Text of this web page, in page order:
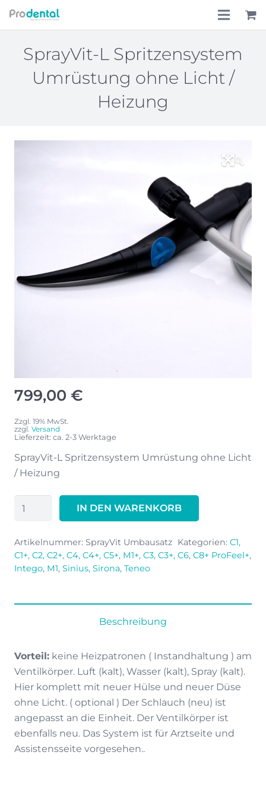
Home
Über uns
SprayVit-L Spritzensystem
Umrüstung ohne Licht /
Heizung
🔍
799,00 €
Zzgl. 19% MwSt.
zzgl. Versand
Lieferzeit: ca. 2-3 Werktage
SprayVit-L Spritzensystem Umrüstung ohne Licht
/ Heizung
Umrüstung
ohne
IN DEN WARENKORB
Artikelnummer: SprayVit Umbausatz Kategorien: C1,
C1+, C2, C2+, C4, C4+, C5+, M1+, C3, C3+, C6, C8+ ProFeel+,
Intego, M1, Sinius, Sirona, Teneo
Beschreibung
Vorteil: keine Heizpatronen ( Instandhaltung ) am
Ventilkörper. Luft (kalt), Wasser (kalt), Spray (kalt).
Hier komplett mit neuer Hülse und neuer Düse
ohne Licht. ( optional ) Der Schlauch (neu) ist
angepasst an die Einheit. Der Ventilkörper ist
ebenfalls neu. Das System ist für Arztseite und
Assistensseite vorgesehen..